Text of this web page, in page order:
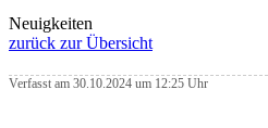
Neuigkeiten
zurück zur Übersicht
Verfasst am 30.10.2024 um 12:25 Uhr